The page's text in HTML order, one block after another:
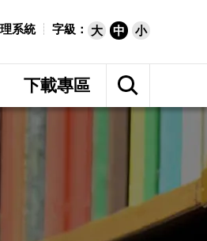
系統 字級： 大 中 小
下載專區
展
開
網
站
尋